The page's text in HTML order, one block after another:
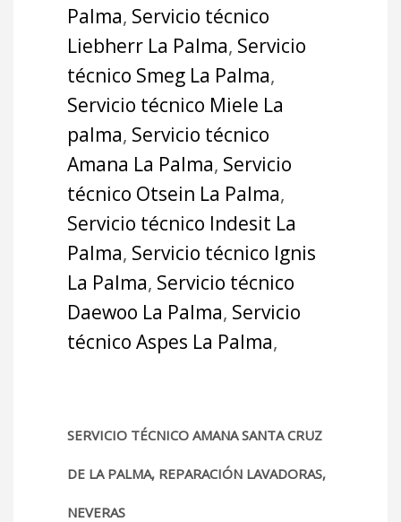
Palma, Servicio técnico
Liebherr La Palma, Servicio
técnico Smeg La Palma,
Servicio técnico Miele La
palma, Servicio técnico
Amana La Palma, Servicio
técnico Otsein La Palma,
Servicio técnico Indesit La
Palma, Servicio técnico Ignis
La Palma, Servicio técnico
Daewoo La Palma, Servicio
técnico Aspes La Palma,
SERVICIO TÉCNICO AMANA SANTA CRUZ
DE LA PALMA, REPARACIÓN LAVADORAS,
NEVERAS